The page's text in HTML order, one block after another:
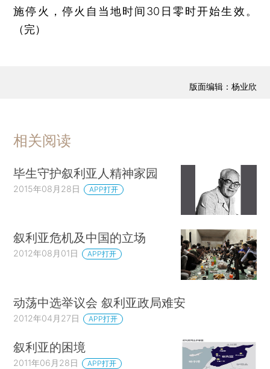
施停火，停火自当地时间30日零时开始生效。
（完）
版面编辑：杨业欣
相关阅读
毕生守护叙利亚人精神家园
2015年08月28日 APP打开
叙利亚危机及中国的立场
2012年08月01日 APP打开
动荡中选举议会 叙利亚政局难安
2012年04月27日 APP打开
叙利亚的困境
2011年06月28日 APP打开